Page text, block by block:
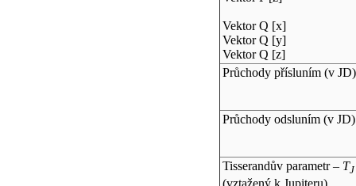
Vektor Q [x]
Vektor Q [y]
Vektor Q [z]
Průchody přísluním (v JD)
Průchody odsluním (v JD)
Tisserandův parametr – TJ
(vztažený k Jupiteru)